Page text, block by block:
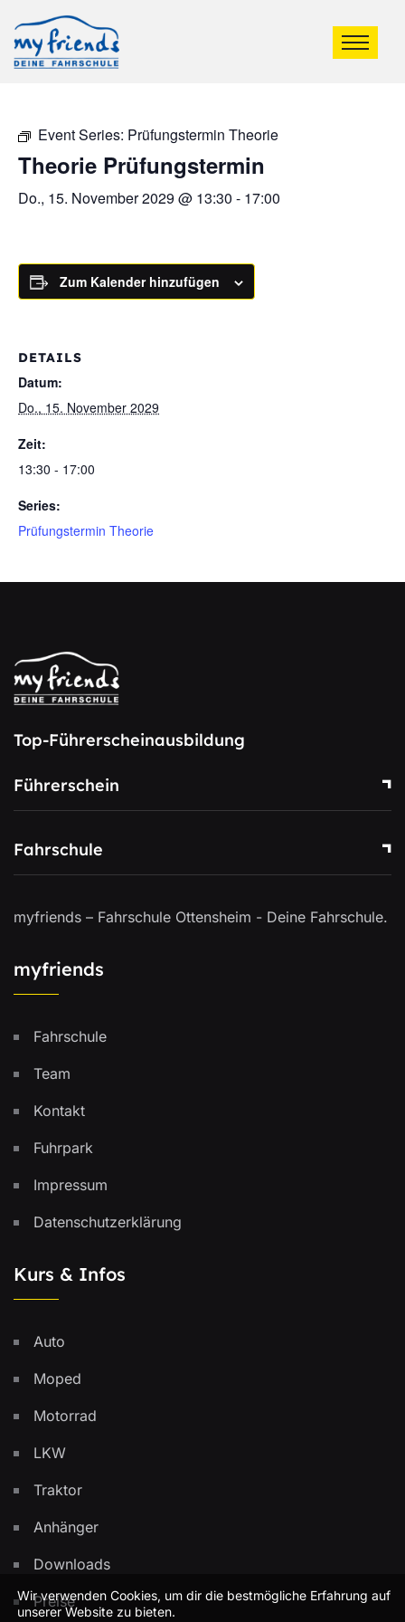
Event Series: Prüfungstermin Theorie
Theorie Prüfungstermin
Do., 15. November 2029 @ 13:30 - 17:00
Zum Kalender hinzufügen
DETAILS
Datum:
Do., 15. November 2029
Zeit:
13:30 - 17:00
Series:
Prüfungstermin Theorie
Top-Führerscheinausbildung
Führerschein
Fahrschule
myfriends – Fahrschule Ottensheim - Deine Fahrschule.
myfriends
Fahrschule
Team
Kontakt
Fuhrpark
Impressum
Datenschutzerklärung
Kurs & Infos
Auto
Moped
Motorrad
LKW
Traktor
Anhänger
Downloads
Preise
Wir verwenden Cookies, um dir die bestmögliche Erfahrung auf
unserer Website zu bieten.